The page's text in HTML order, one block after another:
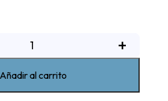
+
Añadir al carrito